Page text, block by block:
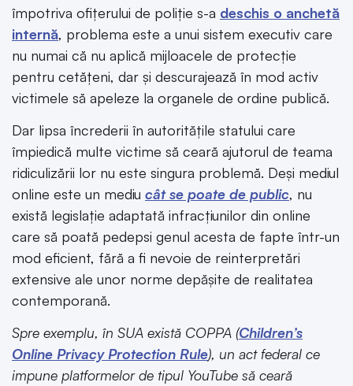
împotriva ofițerului de poliție s-a deschis o anchetă
internă, problema este a unui sistem executiv care
nu numai că nu aplică mijloacele de protecție
pentru cetățeni, dar și descurajează în mod activ
victimele să apeleze la organele de ordine publică.
Dar lipsa încrederii în autoritățile statului care
împiedică multe victime să ceară ajutorul de teama
ridiculizării lor nu este singura problemă. Deși mediul
online este un mediu cât se poate de public, nu
există legislație adaptată infracțiunilor din online
care să poată pedepsi genul acesta de fapte într-un
mod eficient, fără a fi nevoie de reinterpretări
extensive ale unor norme depășite de realitatea
contemporană.
Spre exemplu, în SUA există COPPA (Children’s
Online Privacy Protection Rule), un act federal ce
impune platformelor de tipul YouTube să ceară